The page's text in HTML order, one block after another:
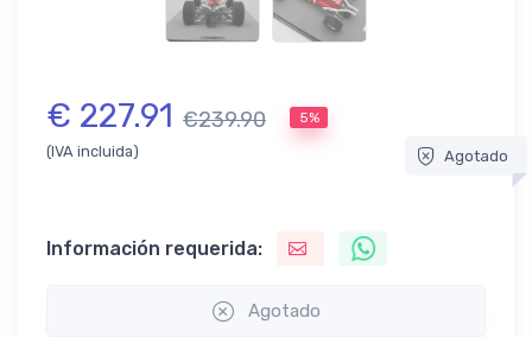
€ 227.91 €239.90 5%
(IVA incluida) Agotado
Información requerida:
Agotado